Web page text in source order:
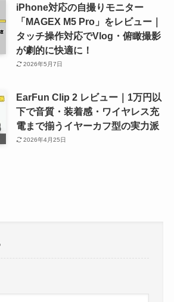
iPhone対応の自撮りモニター
「MAGEX M5 Pro」をレビュー｜
タッチ操作対応でVlog・俯瞰撮影
が劇的に快適に！
2026年5月7日
EarFun Clip 2 レビュー｜1万円以
下で音質・装着感・ワイヤレス充
電まで揃うイヤーカフ型の実力派
2026年4月25日